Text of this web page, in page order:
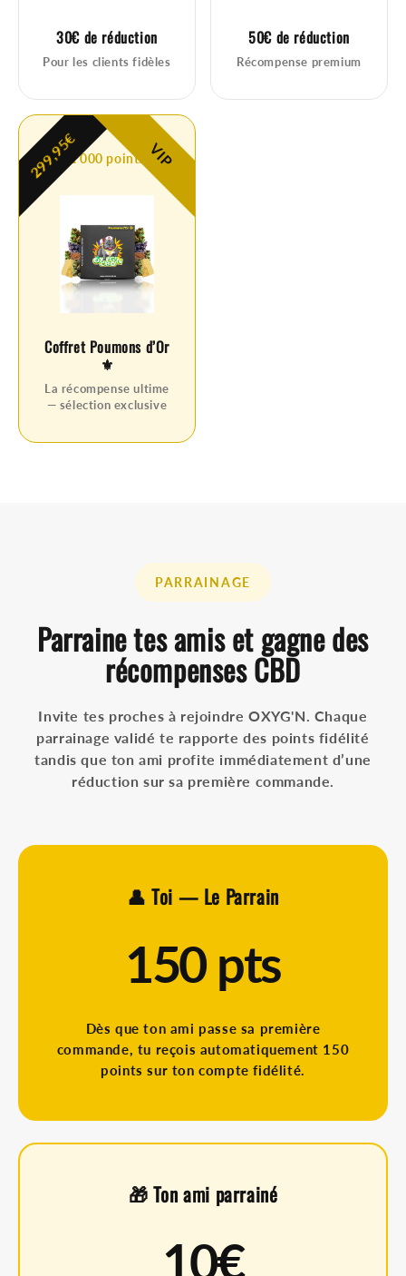
30€ de réduction
Pour les clients fidèles
50€ de réduction
Récompense premium
299,95€ VIP
2 000 points
Coffret Poumons d’Or
⚜️
La récompense ultime
— sélection exclusive
PARRAINAGE
Parraine tes amis et gagne des
récompenses CBD
Invite tes proches à rejoindre OXYG'N. Chaque
parrainage validé te rapporte des points fidélité
tandis que ton ami profite immédiatement d’une
réduction sur sa première commande.
👤 Toi — Le Parrain
150 pts
Dès que ton ami passe sa première
commande, tu reçois automatiquement 150
points sur ton compte fidélité.
🎁 Ton ami parrainé
10€